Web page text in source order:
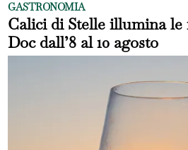
GASTRONOMIA
Calici di Stelle illumina le
Doc dall’8 al 10 agosto